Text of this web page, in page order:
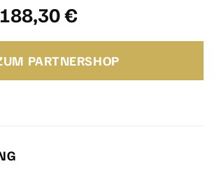
Ursprünglicher
Preis
€
188,30€Aktueller
ist:
188,30 €.
PARTNERSHOP